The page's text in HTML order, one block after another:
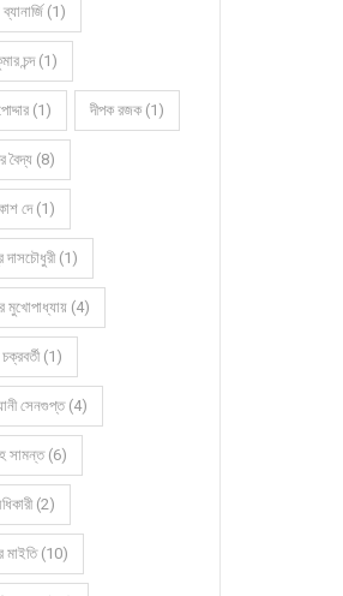
(1)
চন্দ (1)
(1) দীপক রজক (1)
বৈদ্য (8)
দে (1)
দাসচৌধুরী (1)
মুখোপাধ্যায় (4)
(1)
সেনগুপ্ত (4)
সামন্ত (6)
(2)
মাইতি (10)